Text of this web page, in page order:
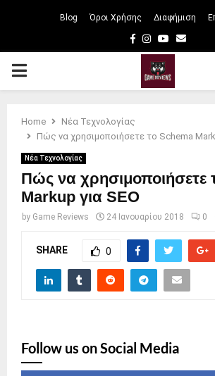
Blog Όροι Χρήσης Διαφήμιση
Facebook
Instagram
Youtube
Email
PRIMARY
Home
Νέα Τεχνολογίας
Πώς να χρησιμοποιήσετε το Schema
Νέα Τεχνολογίας
Πώς να χρησιμοποιήσετε
Markup για SEO
by Game Reviews 24 Ιανουαρίου 2018 0
SHARE 0
Follow us on Social Media